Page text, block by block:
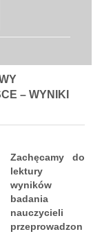
– WYNIKI
Zachęcamy do
lektury
wyników
badania
nauczycieli
przeprowadzon